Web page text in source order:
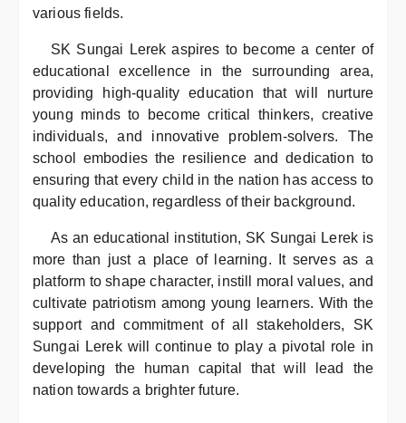
various fields.
SK Sungai Lerek aspires to become a center of
educational excellence in the surrounding area,
providing high-quality education that will nurture
young minds to become critical thinkers, creative
individuals, and innovative problem-solvers. The
school embodies the resilience and dedication to
ensuring that every child in the nation has access to
quality education, regardless of their background.
As an educational institution, SK Sungai Lerek is
more than just a place of learning. It serves as a
platform to shape character, instill moral values, and
cultivate patriotism among young learners. With the
support and commitment of all stakeholders, SK
Sungai Lerek will continue to play a pivotal role in
developing the human capital that will lead the
nation towards a brighter future.